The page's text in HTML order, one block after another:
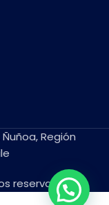
Región
reservados.